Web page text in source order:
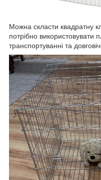
Можна скласти квадратну
потрібно використовувати
транспортуванні та